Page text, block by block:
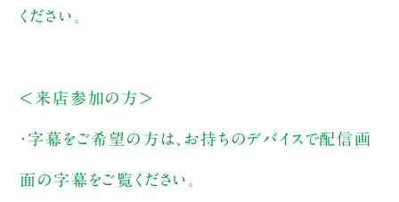
ください。
＜来店参加の方＞
・字幕をご希望の方は、お持ちのデバイスで配信画
面の字幕をご覧ください。